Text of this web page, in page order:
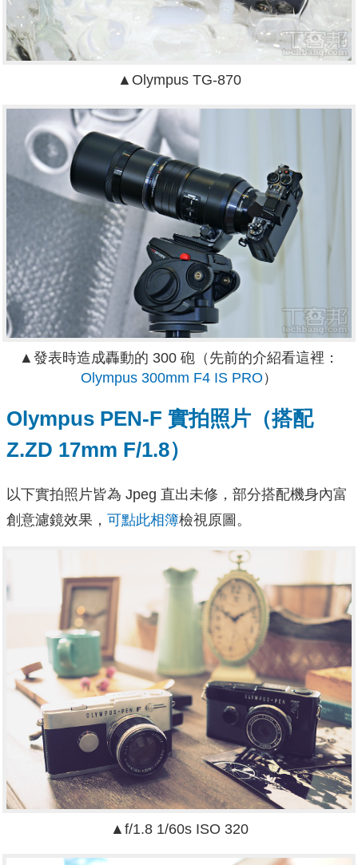
▲Olympus TG-870
▲發表時造成轟動的 300 砲（先前的介紹看這裡：
Olympus 300mm F4 IS PRO ）
Olympus PEN-F 實拍照片（搭配
Z.ZD 17mm F/1.8）
以下實拍照片皆為 Jpeg 直出未修，部分搭配機身內富
創意濾鏡效果， 可點此相簿檢視原圖。
▲f/1.8 1/60s ISO 320